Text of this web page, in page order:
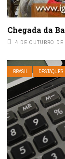
Chegada da
4 DE OUTUBRO DE
BRASIL DESTAQUES